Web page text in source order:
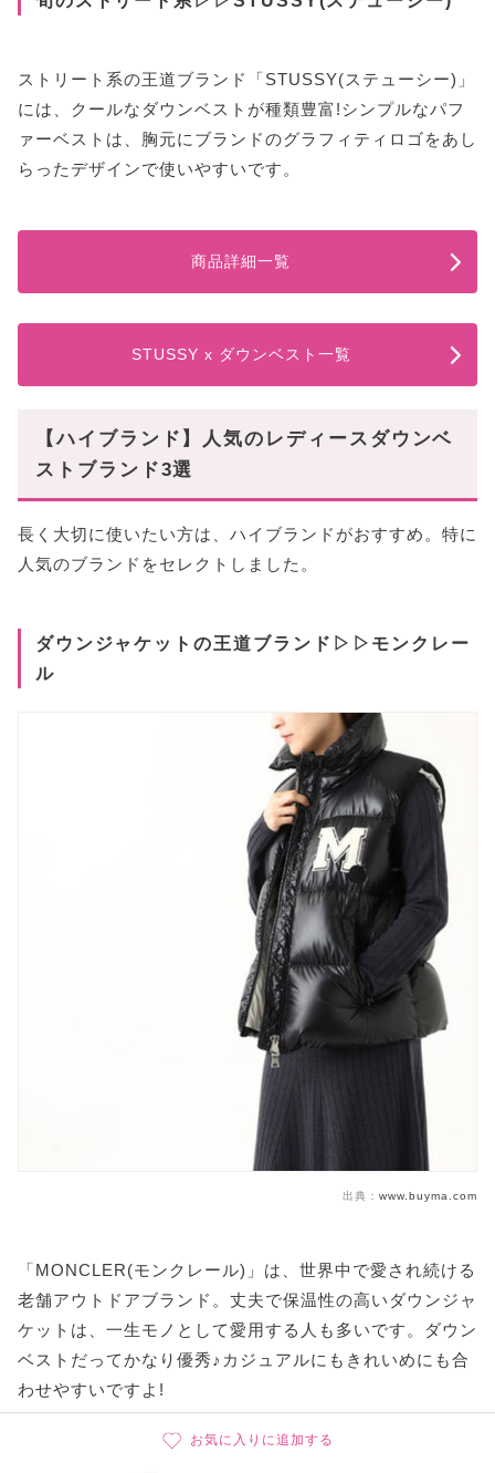
ストリート系の王道ブランド「STUSSY(ステューシー)」
には、クールなダウンベストが種類豊富!シンプルなパフ
ァーベストは、胸元にブランドのグラフィティロゴをあし
らったデザインで使いやすいです。
商品詳細一覧
STUSSY x ダウンベスト一覧
【ハイブランド】人気のレディースダウンベ
ストブランド3選
長く大切に使いたい方は、ハイブランドがおすすめ。特に
人気のブランドをセレクトしました。
ダウンジャケットの王道ブランド▷▷モンクレー
ル
出典： www.buyma.com
「MONCLER(モンクレール)」は、世界中で愛され続ける
老舗アウトドアブランド。丈夫で保温性の高いダウンジャ
ケットは、一生モノとして愛用する人も多いです。ダウン
ベストだってかなり優秀♪カジュアルにもきれいめにも合
わせやすいですよ!
お気に入りに追加する